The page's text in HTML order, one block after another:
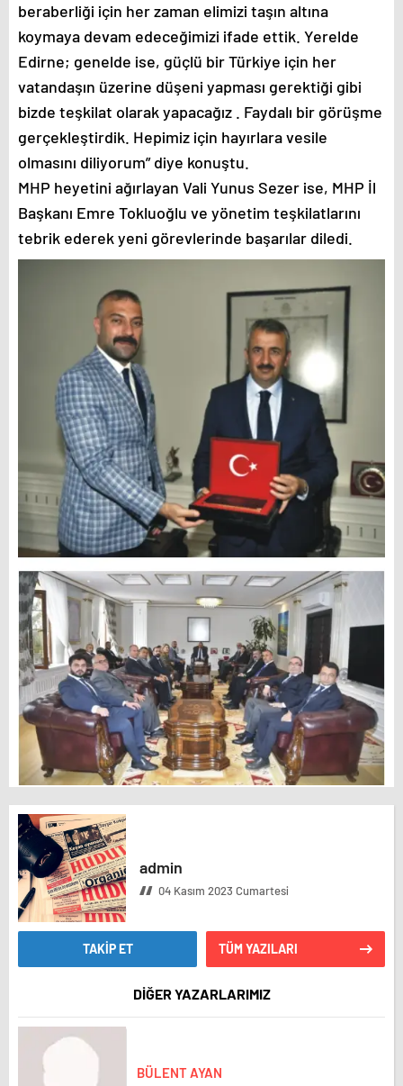
admin
04 Kasım 2023 Cumartesi
TAKİP ET TÜM YAZILARI
DİĞER YAZARLARIMIZ
BÜLENT AYAN
beraberliği için her zaman elimizi taşın altına
koymaya devam edeceğimizi ifade ettik. Yerelde
Edirne; genelde ise, güçlü bir Türkiye için her
vatandaşın üzerine düşeni yapması gerektiği gibi
bizde teşkilat olarak yapacağız . Faydalı bir görüşme
gerçekleştirdik. Hepimiz için hayırlara vesile
olmasını diliyorum” diye konuştu.
MHP heyetini ağırlayan Vali Yunus Sezer ise, MHP İl
Başkanı Emre Tokluoğlu ve yönetim teşkilatlarını
tebrik ederek yeni görevlerinde başarılar diledi.